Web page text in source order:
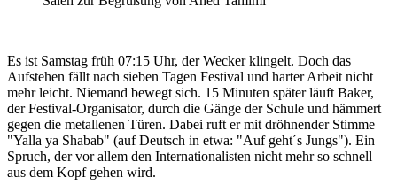
Es ist Samstag früh 07:15 Uhr, der Wecker klingelt. Doch das
Aufstehen fällt nach sieben Tagen Festival und harter Arbeit nicht
mehr leicht. Niemand bewegt sich. 15 Minuten später läuft Baker,
der Festival-Organisator, durch die Gänge der Schule und hämmert
gegen die metallenen Türen. Dabei ruft er mit dröhnender Stimme
"Yalla ya Shabab" (auf Deutsch in etwa: "Auf geht´s Jungs"). Ein
Spruch, der vor allem den Internationalisten nicht mehr so schnell
aus dem Kopf gehen wird.